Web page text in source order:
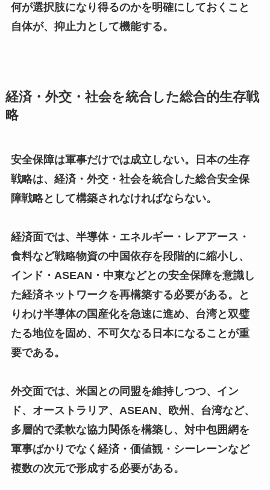
何が選択肢になり得るのかを明確にしておくこと
自体が、抑止力として機能する。
経済・外交・社会を統合した総合的生存戦
略
安全保障は軍事だけでは成立しない。日本の生存
戦略は、経済・外交・社会を統合した総合安全保
障戦略として構築されなければならない。
経済面では、半導体・エネルギー・レアアース・
食料など戦略物資の中国依存を段階的に縮小し、
インド・ASEAN・中東などとの安全保障を意識し
た経済ネットワークを再構築する必要がある。と
りわけ半導体の国産化を急速に進め、台湾と双璧
たる地位を固め、不可欠なる日本になることが重
要である。
外交面では、米国との同盟を維持しつつ、イン
ド、オーストラリア、ASEAN、欧州、台湾など、
多層的で柔軟な協力関係を構築し、対中包囲網を
軍事ばかりでなく経済・価値観・シーレーンなど
複数の次元で形成する必要がある。